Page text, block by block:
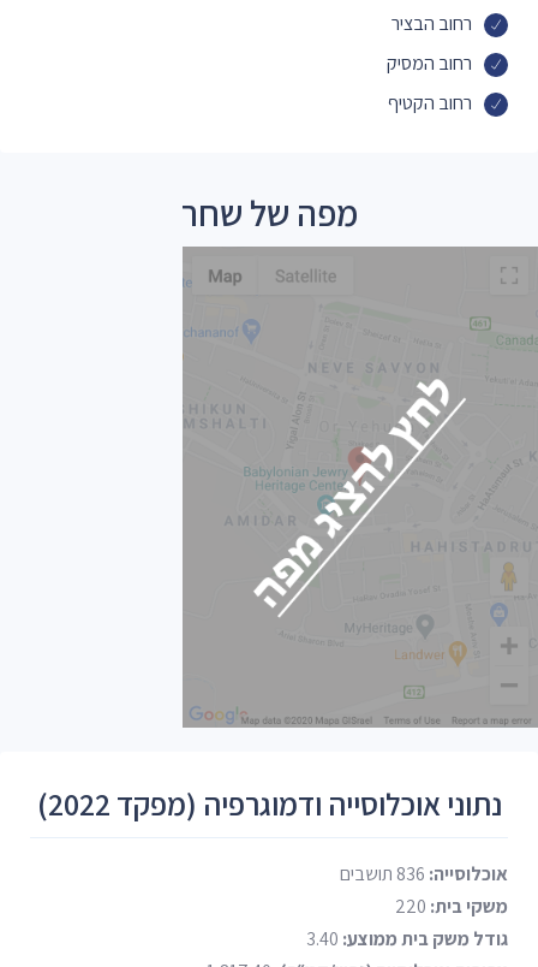
רחוב הבציר
רחוב המסיק
רחוב הקטיף
מפה של שחר
נתוני אוכלוסייה ודמוגרפיה (מפקד 2022)
אוכלוסייה:
משקי בית:
גודל משק בית ממוצע: